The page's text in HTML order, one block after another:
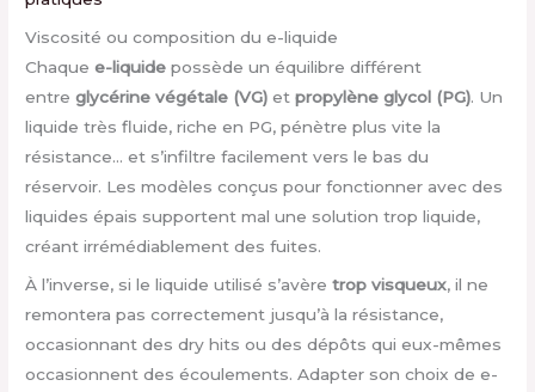
Viscosité ou composition du e-liquide
Chaquee-liquide possède un équilibre différent
entreglycérine végétale (VG) etpropylène glycol (PG). Un
liquide très fluide, riche en PG, pénètre plus vite la
résistance… et s’infiltre facilement vers le bas du
réservoir. Les modèles conçus pour fonctionner avec des
liquides épais supportent mal une solution trop liquide,
créant irrémédiablement des fuites.
À l’inverse, si le liquide utilisé s’avèretrop visqueux, il ne
remontera pas correctement jusqu’à la résistance,
occasionnant des dry hits ou des dépôts qui eux-mêmes
occasionnent des écoulements. Adapter son choix de e-